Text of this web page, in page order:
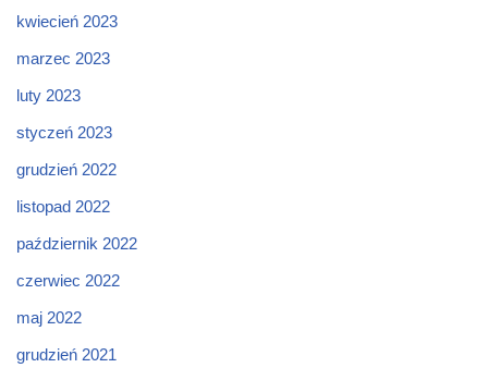
kwiecień 2023
marzec 2023
luty 2023
styczeń 2023
grudzień 2022
listopad 2022
październik 2022
czerwiec 2022
maj 2022
grudzień 2021